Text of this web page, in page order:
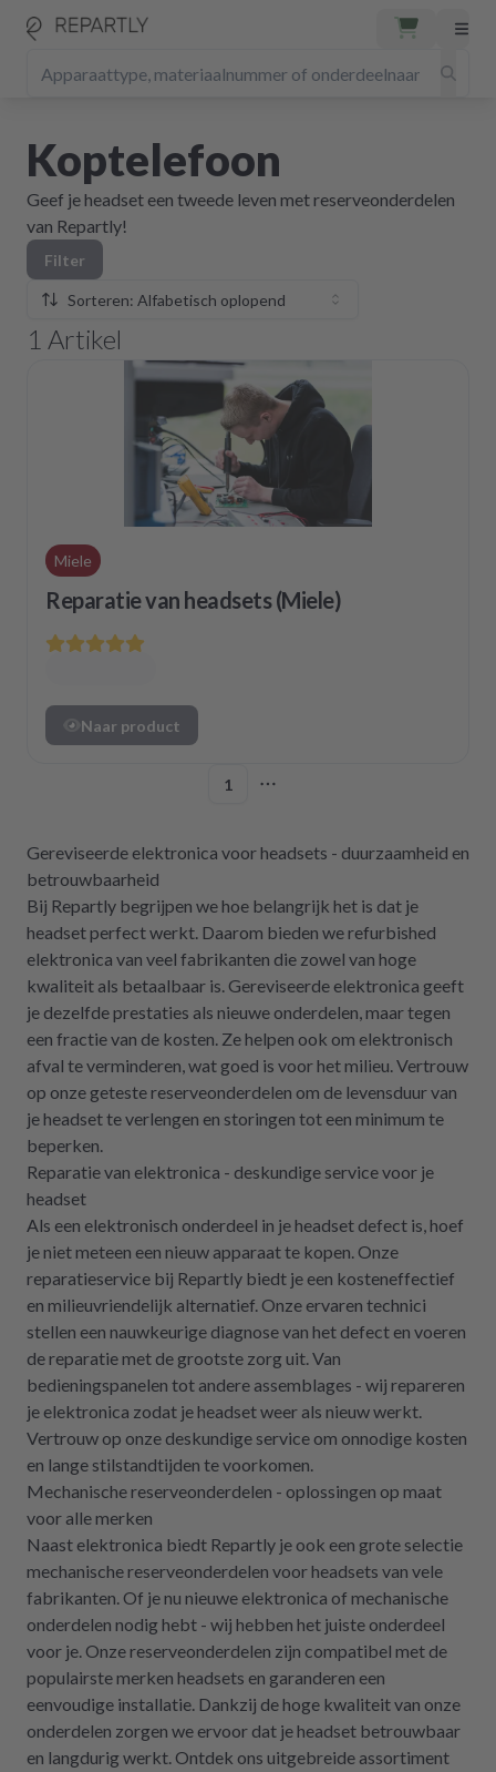
Koptelefoon
Geef je headset een tweede leven met reserveonderdelen
van Repartly!
Filter
Sorteren: Alfabetisch oplopend
1 Artikel
Miele
Reparatie van headsets (Miele)
Naar product
1
Gereviseerde elektronica voor headsets - duurzaamheid en
betrouwbaarheid
Bij Repartly begrijpen we hoe belangrijk het is dat je
headset perfect werkt. Daarom bieden we refurbished
elektronica van veel fabrikanten die zowel van hoge
kwaliteit als betaalbaar is. Gereviseerde elektronica geeft
je dezelfde prestaties als nieuwe onderdelen, maar tegen
een fractie van de kosten. Ze helpen ook om elektronisch
afval te verminderen, wat goed is voor het milieu. Vertrouw
op onze geteste reserveonderdelen om de levensduur van
je headset te verlengen en storingen tot een minimum te
beperken.
Reparatie van elektronica - deskundige service voor je
headset
Als een elektronisch onderdeel in je headset defect is, hoef
je niet meteen een nieuw apparaat te kopen. Onze
reparatieservice bij Repartly biedt je een kosteneffectief
en milieuvriendelijk alternatief. Onze ervaren technici
stellen een nauwkeurige diagnose van het defect en voeren
de reparatie met de grootste zorg uit. Van
bedieningspanelen tot andere assemblages - wij repareren
je elektronica zodat je headset weer als nieuw werkt.
Vertrouw op onze deskundige service om onnodige kosten
en lange stilstandtijden te voorkomen.
Mechanische reserveonderdelen - oplossingen op maat
voor alle merken
Naast elektronica biedt Repartly je ook een grote selectie
mechanische reserveonderdelen voor headsets van vele
fabrikanten. Of je nu nieuwe elektronica of mechanische
onderdelen nodig hebt - wij hebben het juiste onderdeel
voor je. Onze reserveonderdelen zijn compatibel met de
populairste merken headsets en garanderen een
eenvoudige installatie. Dankzij de hoge kwaliteit van onze
onderdelen zorgen we ervoor dat je headset betrouwbaar
en langdurig werkt. Ontdek ons uitgebreide assortiment